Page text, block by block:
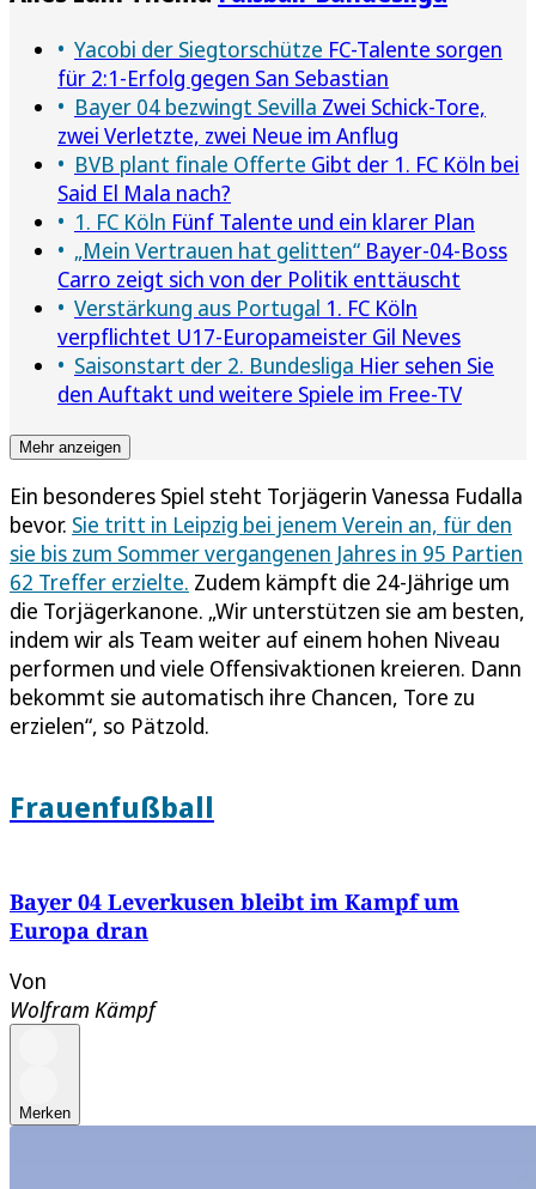
Yacobi der Siegtorschütze FC-Talente sorgen
für 2:1-Erfolg gegen San Sebastian
Bayer 04 bezwingt Sevilla Zwei Schick-Tore,
zwei Verletzte, zwei Neue im Anflug
BVB plant finale Offerte Gibt der 1. FC Köln bei
Said El Mala nach?
1. FC Köln Fünf Talente und ein klarer Plan
„Mein Vertrauen hat gelitten“ Bayer-04-Boss
Carro zeigt sich von der Politik enttäuscht
Verstärkung aus Portugal 1. FC Köln
verpflichtet U17-Europameister Gil Neves
Saisonstart der 2. Bundesliga Hier sehen Sie
den Auftakt und weitere Spiele im Free-TV
Mehr anzeigen
Ein besonderes Spiel steht Torjägerin Vanessa Fudalla
bevor. Sie tritt in Leipzig bei jenem Verein an, für den
sie bis zum Sommer vergangenen Jahres in 95 Partien
62 Treffer erzielte. Zudem kämpft die 24-Jährige um
die Torjägerkanone. „Wir unterstützen sie am besten,
indem wir als Team weiter auf einem hohen Niveau
performen und viele Offensivaktionen kreieren. Dann
bekommt sie automatisch ihre Chancen, Tore zu
erzielen“, so Pätzold.
Frauenfußball
Bayer 04 Leverkusen bleibt im Kampf um
Europa dran
Von
Wolfram Kämpf
Merken